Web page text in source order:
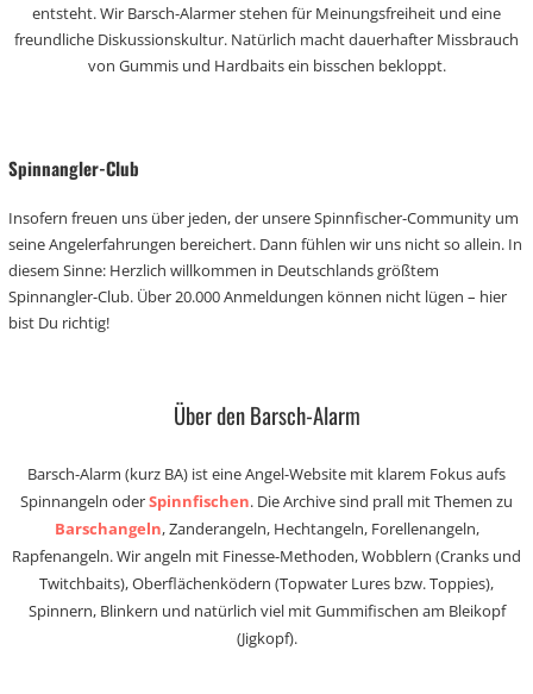
entsteht. Wir Barsch-Alarmer stehen für Meinungsfreiheit und eine
freundliche Diskussionskultur. Natürlich macht dauerhafter Missbrauch
von Gummis und Hardbaits ein bisschen bekloppt.
Spinnangler-Club
Insofern freuen uns über jeden, der unsere Spinnfischer-Community um
seine Angelerfahrungen bereichert. Dann fühlen wir uns nicht so allein. In
diesem Sinne: Herzlich willkommen in Deutschlands größtem
Spinnangler-Club. Über 20.000 Anmeldungen können nicht lügen – hier
bist Du richtig!
Über den Barsch-Alarm
Barsch-Alarm (kurz BA) ist eine Angel-Website mit klarem Fokus aufs
Spinnangeln oderSpinnfischen. Die Archive sind prall mit Themen zu
Barschangeln, Zanderangeln, Hechtangeln, Forellenangeln,
Rapfenangeln. Wir angeln mit Finesse-Methoden, Wobblern (Cranks und
Twitchbaits), Oberflächenködern (Topwater Lures bzw. Toppies),
Spinnern, Blinkern und natürlich viel mit Gummifischen am Bleikopf
(Jigkopf).